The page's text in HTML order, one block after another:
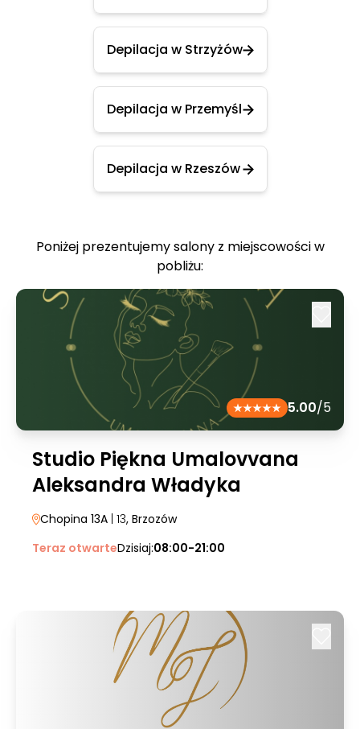
Depilacja w Strzyżów
Depilacja w Przemyśl
Depilacja w Rzeszów
Poniżej prezentujemy salony z miejscowości w
pobliżu:
5.00/5
Studio Piękna Umalovvana
Aleksandra Władyka
Chopina 13A | 13, Brzozów
Teraz otwarteDzisiaj:08:00-21:00